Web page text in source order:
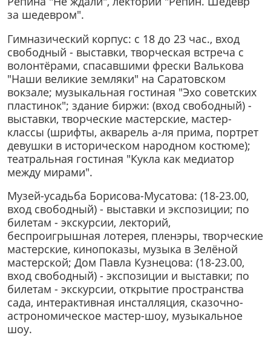
за шедевром".
Гимназический корпус: с 18 до 23 час., вход
свободный - выставки, творческая встреча с
волонтёрами, спасавшими фрески Валькова
"Наши великие земляки" на Саратовском
вокзале; музыкальная гостиная "Эхо советских
пластинок"; здание биржи: (вход свободный) -
выставки, творческие мастерские, мастер-
классы (шрифты, акварель а-ля прима, портрет
девушки в историческом народном костюме);
театральная гостиная "Кукла как медиатор
между мирами".
Музей-усадьба Борисова-Мусатова: (18-23.00,
вход свободный) - выставки и экспозиции; по
билетам - экскурсии, лекторий,
беспроигрышная лотерея, пленэры, творческие
мастерские, кинопоказы, музыка в Зелёной
мастерской; Дом Павла Кузнецова: (18-23.00,
вход свободный) - экспозиции и выставки; по
билетам - экскурсии, открытие пространства
сада, интерактивная инсталляция, сказочно-
астрономическое мастер-шоу, музыкальное
шоу.